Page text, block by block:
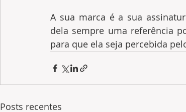
A sua marca é a sua
dela sempre uma referência
para que ela seja percebida
Posts recentes